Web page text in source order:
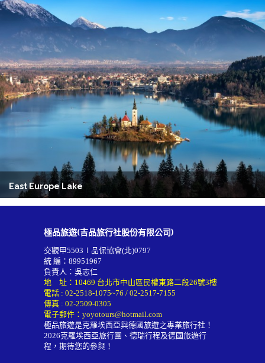
East Europe Lake
極品旅遊(吉品旅行社股份有限公司)
交觀甲5503∣品保協會(北)0797
統 編：89951967
負責人：吳志仁
地 址：10469 台北市中山區民權東路二段26號3樓
電話 : 02-2518-1075~76 / 02-2517-7155
傳真 : 02-2509-0305
電子郵件： yoyotours@hotmail.com
極品旅遊是克羅埃西亞與德國旅遊之專業旅行社！
2026克羅埃西亞旅行團 、德瑞行程及德國旅遊行
程 ，期待您的參與！